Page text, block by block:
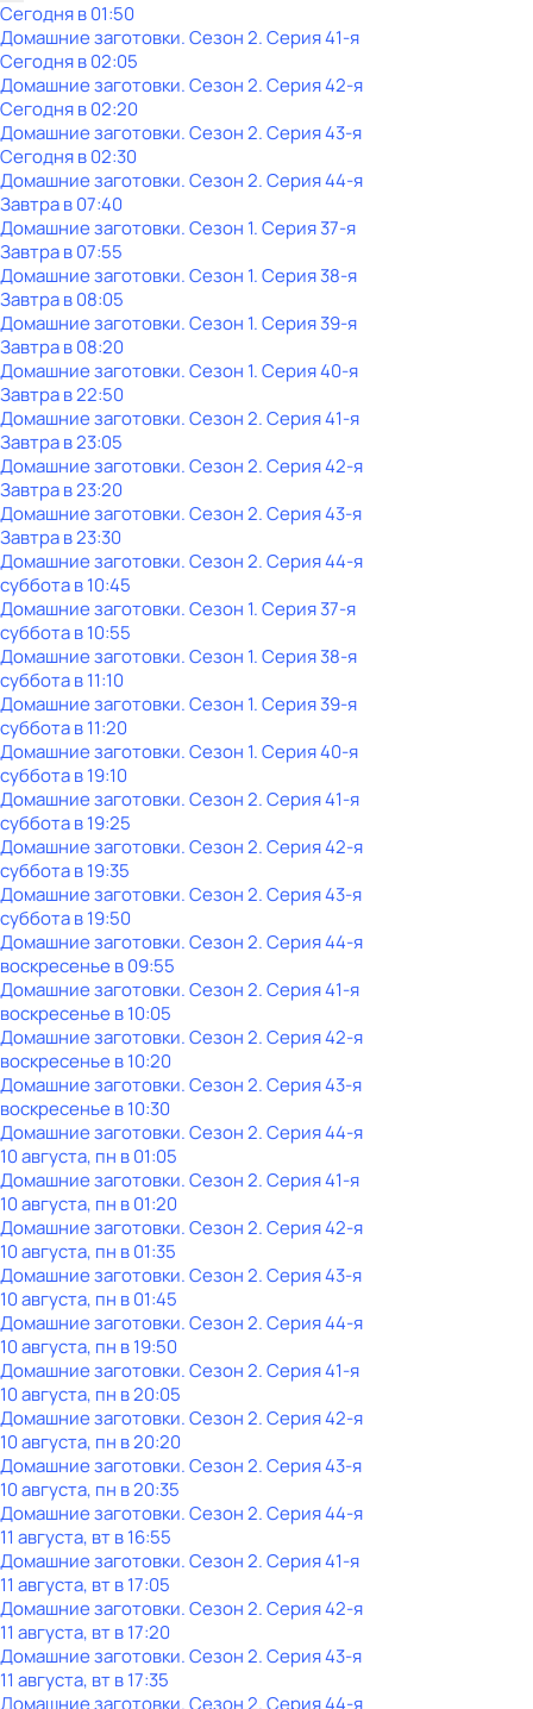
Сегодня в 01:50
Домашние заготовки. Сезон 2. Серия 41-я
Сегодня в 02:05
Домашние заготовки. Сезон 2. Серия 42-я
Сегодня в 02:20
Домашние заготовки. Сезон 2. Серия 43-я
Сегодня в 02:30
Домашние заготовки. Сезон 2. Серия 44-я
Завтра в 07:40
Домашние заготовки. Сезон 1. Серия 37-я
Завтра в 07:55
Домашние заготовки. Сезон 1. Серия 38-я
Завтра в 08:05
Домашние заготовки. Сезон 1. Серия 39-я
Завтра в 08:20
Домашние заготовки. Сезон 1. Серия 40-я
Завтра в 22:50
Домашние заготовки. Сезон 2. Серия 41-я
Завтра в 23:05
Домашние заготовки. Сезон 2. Серия 42-я
Завтра в 23:20
Домашние заготовки. Сезон 2. Серия 43-я
Завтра в 23:30
Домашние заготовки. Сезон 2. Серия 44-я
субботав10:45
Домашние заготовки. Сезон 1. Серия 37-я
субботав10:55
Домашние заготовки. Сезон 1. Серия 38-я
субботав11:10
Домашние заготовки. Сезон 1. Серия 39-я
субботав11:20
Домашние заготовки. Сезон 1. Серия 40-я
субботав19:10
Домашние заготовки. Сезон 2. Серия 41-я
субботав19:25
Домашние заготовки. Сезон 2. Серия 42-я
субботав19:35
Домашние заготовки. Сезон 2. Серия 43-я
субботав19:50
Домашние заготовки. Сезон 2. Серия 44-я
воскресенье в09:55
Домашние заготовки. Сезон 2. Серия 41-я
воскресенье в10:05
Домашние заготовки. Сезон 2. Серия 42-я
воскресенье в10:20
Домашние заготовки. Сезон 2. Серия 43-я
воскресенье в10:30
Домашние заготовки. Сезон 2. Серия 44-я
10 августа, пн в 01:05
Домашние заготовки. Сезон 2. Серия 41-я
10 августа, пн в 01:20
Домашние заготовки. Сезон 2. Серия 42-я
10 августа, пн в 01:35
Домашние заготовки. Сезон 2. Серия 43-я
10 августа, пн в 01:45
Домашние заготовки. Сезон 2. Серия 44-я
10 августа, пн в 19:50
Домашние заготовки. Сезон 2. Серия 41-я
10 августа, пн в 20:05
Домашние заготовки. Сезон 2. Серия 42-я
10 августа, пн в 20:20
Домашние заготовки. Сезон 2. Серия 43-я
10 августа, пн в 20:35
Домашние заготовки. Сезон 2. Серия 44-я
11 августа, вт в 16:55
Домашние заготовки. Сезон 2. Серия 41-я
11 августа, вт в 17:05
Домашние заготовки. Сезон 2. Серия 42-я
11 августа, вт в 17:20
Домашние заготовки. Сезон 2. Серия 43-я
11 августа, вт в 17:35
Домашние заготовки. Сезон 2. Серия 44-я